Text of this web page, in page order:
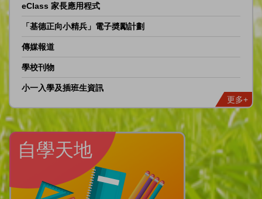
eClass 家長應用程式
「基德正向小精兵」電子奬勵計劃
傳媒報道
學校刊物
小一入學及插班生資訊
更多+
自學天地